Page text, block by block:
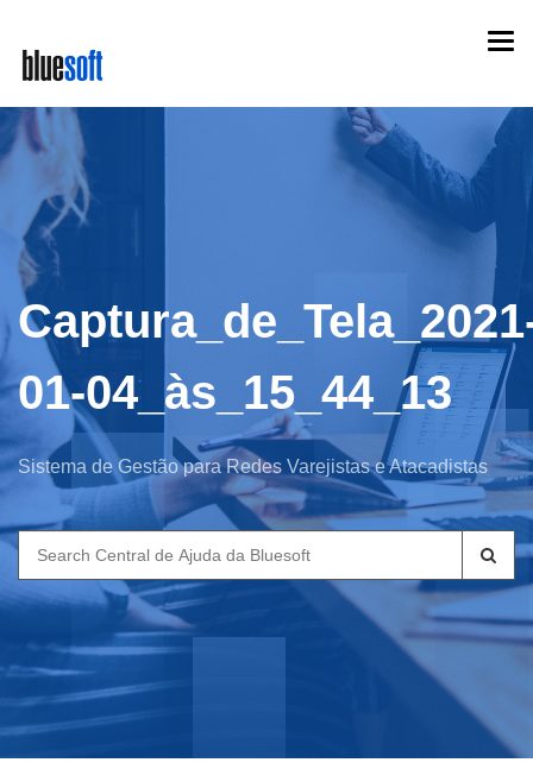
main
content
01-04_às_15_44_13
Sistema de Gestão para Redes Varejistas e Atacadistas
Search
for: